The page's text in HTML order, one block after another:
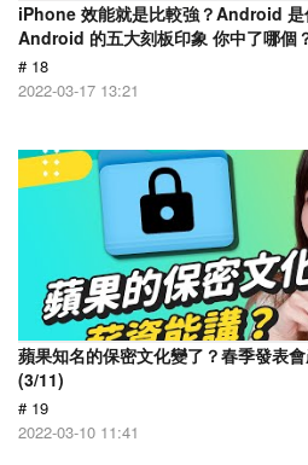
iPhone 效能就是比較強？Android
Android 的五大刻板印象 你中了哪個
# 18
2022-03-17 13:21
蘋果知名的保密文化變了？春季發表
(3/11)
# 19
2022-03-10 11:41